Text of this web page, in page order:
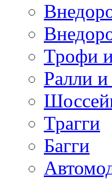
Трофи
Ралли
Трагги
Багги